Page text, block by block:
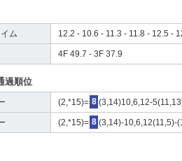
ム 12.2 - 10.6 - 11.3 - 11.8 - 12.5 -
4F 49.7 - 3F 37.9
過順位
(2,*15)= 8 (3,14)10,6,12-
(2,*15)= 8 (3,14)-10,6,12(11,5)-